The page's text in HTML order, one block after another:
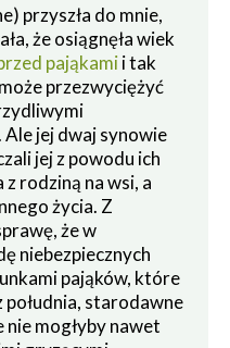
przyszła do mnie,
że osiągnęła wiek
pająkamii tak
przezwyciężyć
jej dwaj synowie
jej z powodu ich
z rodziną na wsi, a
życia. Z
że w
niebezpiecznych
pająków, które
starodawne
mogłyby nawet